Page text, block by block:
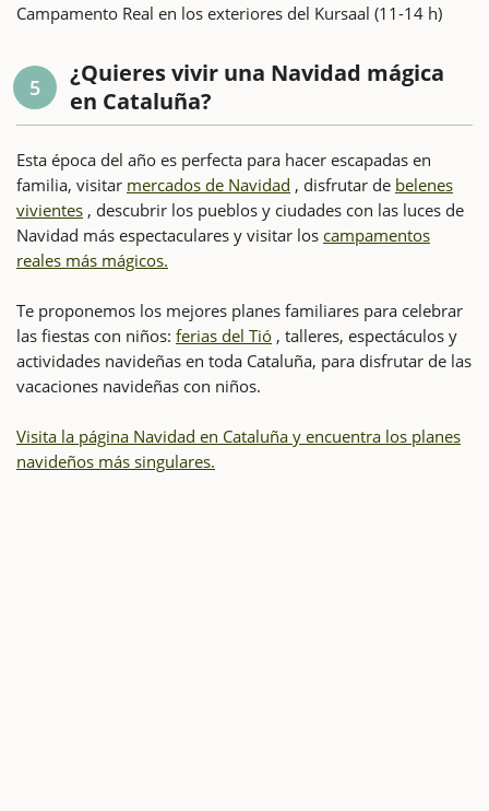
Campamento Real en los exteriores del Kursaal (11-14 h)
5
¿Quieres vivir una Navidad mágica
en Cataluña?
Esta época del año es perfecta para hacer escapadas en
familia, visitar mercados de Navidad , disfrutar de belenes
vivientes , descubrir los pueblos y ciudades con las luces de
Navidad más espectaculares y visitar los campamentos
reales más mágicos.
Te proponemos los mejores planes familiares para celebrar
las fiestas con niños: ferias del Tió , talleres, espectáculos y
actividades navideñas en toda Cataluña, para disfrutar de las
vacaciones navideñas con niños.
Visita la página Navidad en Cataluña y encuentra los planes
navideños más singulares.